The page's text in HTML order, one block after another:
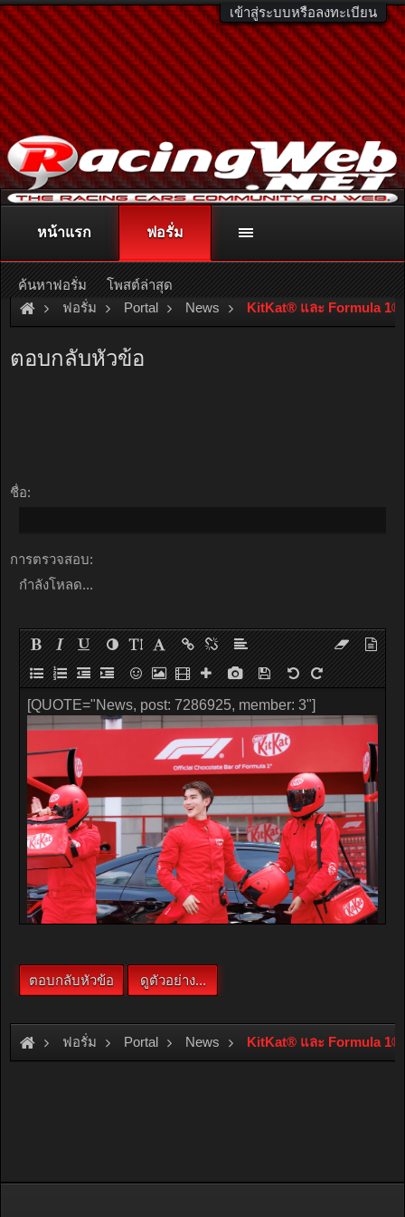
เข้าสู่ระบบหรือลงทะเบียน
ติดต่อลงโฆษณา racingweb@gmail.comหรือโทร. 081-811-1138
หรืออ่านรายละเอียดเพิ่มเติม คลิกที่นี่
ฟอรั่ม Portal News KitKat® และ Formula
ตอบกลับหัวข้อ
ชื่อ:
การตรวจสอบ:
กำลังโหลด...
ฟอรั่ม Portal News KitKat® และ Formula
หน้าแรก ฟอรั่ม
ค้นหาฟอรั่ม โพสต์ล่าสุด